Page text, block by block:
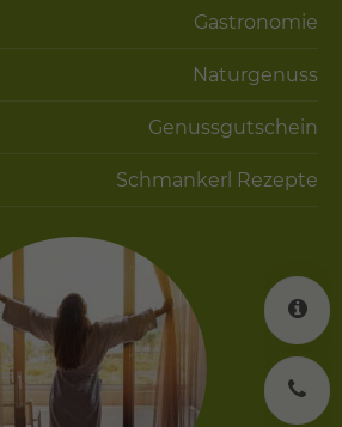
Gastronomie
Naturgenuss
Genussgutschein
Schmankerl Rezepte